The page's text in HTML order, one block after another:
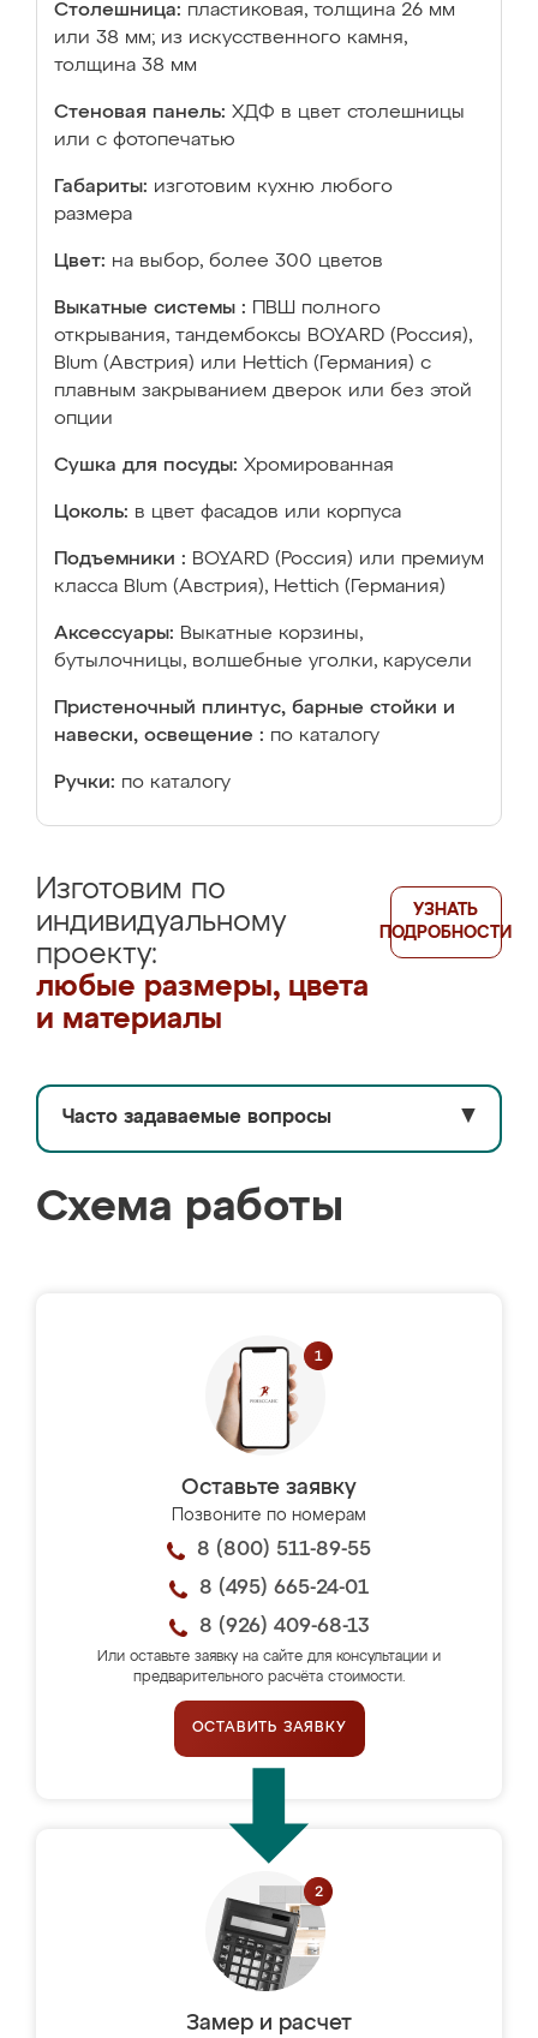
Столешница: пластиковая, толщина 26 мм
или 38 мм; из искусственного камня,
толщина 38 мм
Стеновая панель: ХДФ в цвет столешницы
или с фотопечатью
Габариты: изготовим кухню любого
размера
Цвет: на выбор, более 300 цветов
Выкатные системы :
ПВШ полного
открывания, тандембоксы BOYARD (Россия),
Blum (Австрия) или Hettich (Германия) с
плавным закрыванием дверок или без этой
опции
Сушка для посуды: Хромированная
Цоколь: в цвет фасадов или корпуса
Подъемники : BOYARD (Россия) или премиум
класса Blum (Австрия), Hettich (Германия)
Аксессуары: Выкатные корзины,
бутылочницы, волшебные уголки, карусели
Пристеночный плинтус, барные стойки и
навески, освещение : по каталогу
Ручки: по каталогу
Изготовим по
индивидуальному
проекту:
любые размеры, цвета
и материалы
УЗНАТЬ
ПОДРОБНОСТИ
Часто задаваемые вопросы ▼
Схема работы
Оставьте заявку
Позвоните по номерам
8 (800) 511-89-55
8 (495) 665-24-01
8 (926) 409-68-13
Или оставьте заявку на сайте для консультации и
предварительного расчёта стоимости.
ОСТАВИТЬ ЗАЯВКУ
Замер и расчет